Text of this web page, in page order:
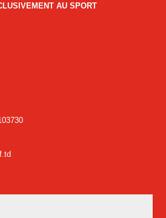
AU SPORT